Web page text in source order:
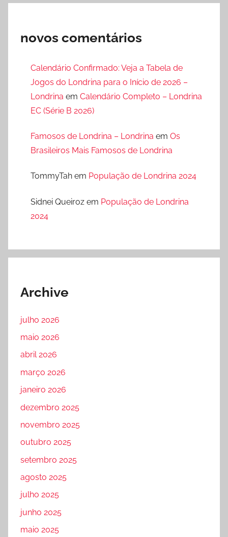
novos comentários
Calendário Confirmado: Veja a Tabela de
Jogos do Londrina para o Início de 2026 –
Londrina em Calendário Completo – Londrina
EC (Série B 2026)
Famosos de Londrina – Londrina em Os
Brasileiros Mais Famosos de Londrina
TommyTah em População de Londrina 2024
Sidnei Queiroz em População de Londrina
2024
Archive
julho 2026
maio 2026
abril 2026
março 2026
janeiro 2026
dezembro 2025
novembro 2025
outubro 2025
setembro 2025
agosto 2025
julho 2025
junho 2025
maio 2025